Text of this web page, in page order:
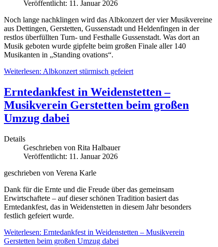
Veröffentlicht: 11. Januar 2026
Noch lange nachklingen wird das Albkonzert der vier Musikvereine
aus Dettingen, Gerstetten, Gussenstadt und Heldenfingen in der
restlos überfüllten Turn- und Festhalle Gussenstadt. Was dort an
Musik geboten wurde gipfelte beim großen Finale aller 140
Musikanten in „Standing ovations“.
Weiterlesen: Albkonzert stürmisch gefeiert
Erntedankfest in Weidenstetten –
Musikverein Gerstetten beim großen
Umzug dabei
Details
Geschrieben von Rita Halbauer
Veröffentlicht: 11. Januar 2026
geschrieben von Verena Karle
Dank für die Ernte und die Freude über das gemeinsam
Erwirtschaftete – auf dieser schönen Tradition basiert das
Erntedankfest, das in Weidenstetten in diesem Jahr besonders
festlich gefeiert wurde.
Weiterlesen: Erntedankfest in Weidenstetten – Musikverein
Gerstetten beim großen Umzug dabei